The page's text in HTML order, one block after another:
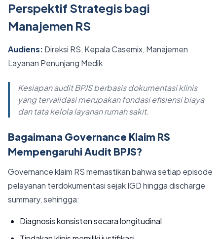
Perspektif Strategis bagi
Manajemen RS
Audiens: Direksi RS, Kepala Casemix, Manajemen
Layanan Penunjang Medik
Kesiapan audit BPJS berbasis dokumentasi klinis
yang tervalidasi merupakan fondasi efisiensi biaya
dan tata kelola layanan rumah sakit.
Bagaimana Governance Klaim RS
Mempengaruhi Audit BPJS?
Governance klaim RS memastikan bahwa setiap episode
pelayanan terdokumentasi sejak IGD hingga discharge
summary, sehingga:
Diagnosis konsisten secara longitudinal